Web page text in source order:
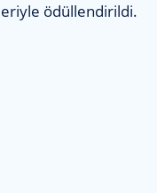
ödüllendirildi.